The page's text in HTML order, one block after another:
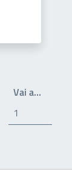
pagina
Vai a…Write